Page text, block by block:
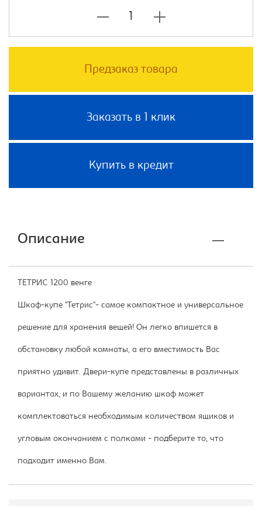
Предзаказ товара
Заказать в 1 клик
Купить в кредит
Описание
ТЕТРИС 1200 венге
Шкаф-купе "Тетрис"- самое компактное и универсальное
решение для хранения вещей! Он легко впишется в
обстановку любой комнаты, а его вместимость Вас
приятно удивит. Двери-купе представлены в различных
вариантах, и по Вашему желанию шкаф может
комплектоваться необходимым количеством ящиков и
угловым окончанием с полками - подберите то, что
подходит именно Вам.